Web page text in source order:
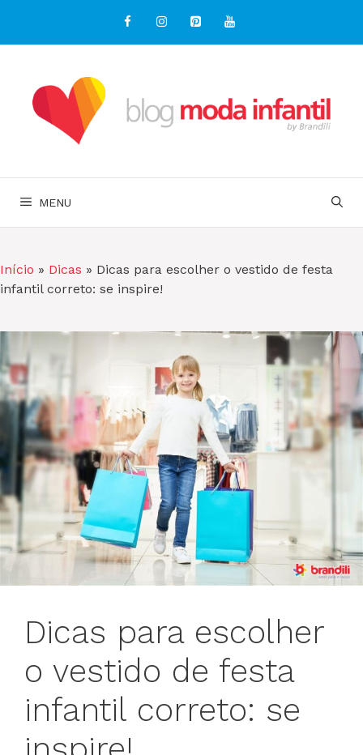
o
MENU
Início » Dicas » Dicas para escolher o vestido de festa
infantil correto: se inspire!
Dicas para escolher
o vestido de festa
infantil correto: se